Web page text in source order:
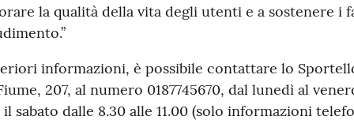
la qualità della vita degli utenti e a sostenere i
informazioni, è possibile contattare lo
207, al numero 0187745670, dal lunedì al
il sabato dalle 8.30 alle 11.00 (solo informazioni